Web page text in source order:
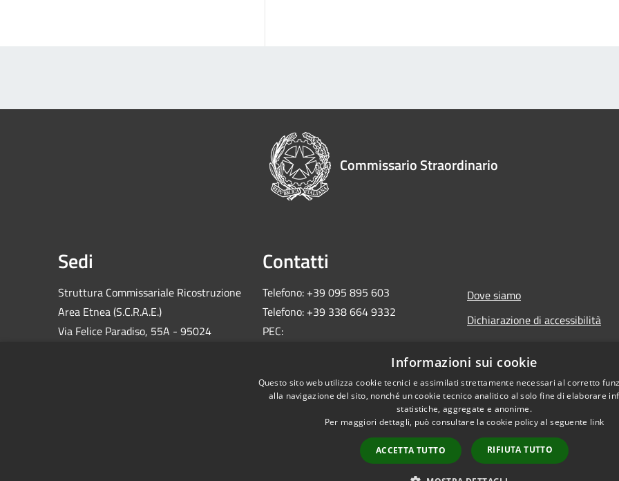
Commissario Straordinario
Sedi
Struttura Commissariale Ricostruzione
Area Etnea (S.C.R.A.E.)
Via Felice Paradiso, 55A - 95024
Contatti
Telefono: +39 095 895 603
Telefono: +39 338 664 9332
PEC:
Dove siamo
Dichiarazione di accessibilità
Copyright © 2026 •
Informazioni sui cookie
Questo sito web utilizza cookie tecnici e assimilati strettamente necessari al corretto
alla navigazione del sito, nonché un cookie tecnico analitico al solo fine di elaborare
statistiche, aggregate e anonime.
Per maggiori dettagli, può consultare la cookie policy al seguente link
ACCETTA TUTTO RIFIUTA TUTTO